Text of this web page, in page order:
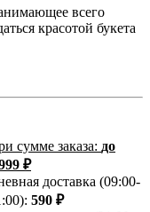
всего
красотой букета
сумме заказа: до
₽
доставка (09:00-
590 ₽